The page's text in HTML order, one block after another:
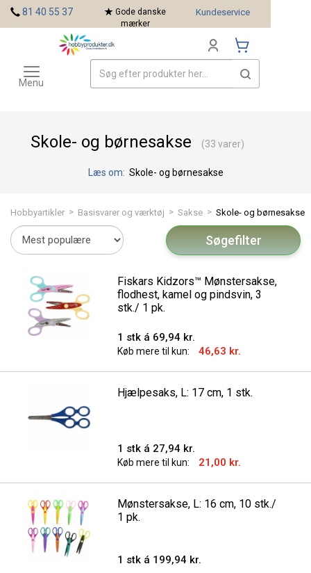
Skole- og børnesakse (33 varer)
Læs om: Skole- og børnesakse
Hobbyartikler > Basisvarer og værktøj > Sakse > Skole- og børnesakse
Søgefilter
Fiskars Kidzors™ Mønstersakse,
flodhest, kamel og pindsvin, 3
stk./ 1 pk.
1 stk á 69,94 kr.
Køb mere til kun: 46,63 kr.
Hjælpesaks, L: 17 cm, 1 stk.
1 stk á 27,94 kr.
Køb mere til kun: 21,00 kr.
Mønstersakse, L: 16 cm, 10 stk./
1 pk.
1 stk á 199,94 kr.
81 40 55 37
Gode danske
mærker
Kundeservice
Toggle
navigation
Menu
Mærker